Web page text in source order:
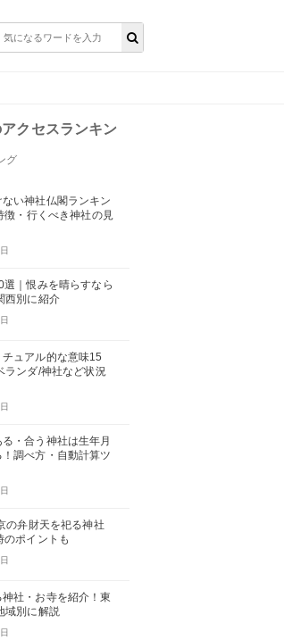
クセスランキン
グ
い神社仏閣ランキン
徴・行くべき神社の見
選｜恨みを晴らすなら
西別に紹介
ュアル的な意味15
ランダ/神社など状況
・合う神社は生年月
！調べ方・自動計算ツ
の弁財天を祀る神社
のポイントも
社・お寺を紹介！東
域別に解説